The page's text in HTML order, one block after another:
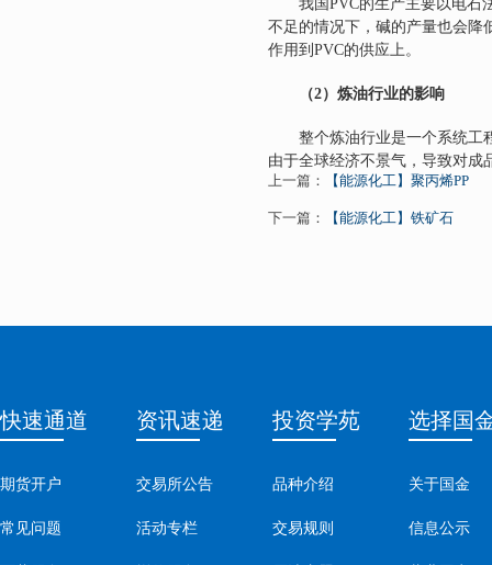
我国 PVC的生产主要以电石
不足的情况下，碱的产量也会降
作用到 PVC的供应上。
（2）炼油行业的影响
整个炼油行业是一个系统工
由于全球经济不景气，导致对成
上一篇：
【能源化工】聚丙烯PP
下一篇： 【能源化工】铁矿石
快速通道
期货开户
常见问题
资讯速递
交易所公告
活动专栏
投资学苑
品种介绍
交易规则
选择国
关于国金
信息公示